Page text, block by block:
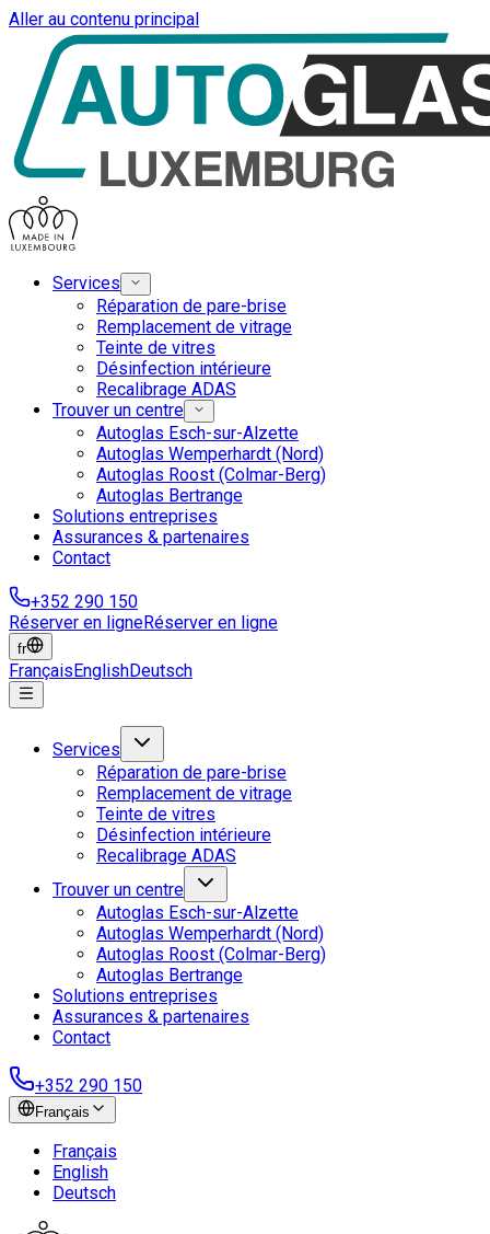
Aller au contenu principal
Services
Réparation de pare-brise
Remplacement de vitrage
Teinte de vitres
Désinfection intérieure
Recalibrage ADAS
Trouver un centre
Autoglas Esch-sur-Alzette
Autoglas Wemperhardt (Nord)
Autoglas Roost (Colmar-Berg)
Autoglas Bertrange
Solutions entreprises
Assurances & partenaires
Contact
+352 290 150
Réserver en ligneRéserver en ligne
fr
FrançaisEnglishDeutsch
Services
Réparation de pare-brise
Remplacement de vitrage
Teinte de vitres
Désinfection intérieure
Recalibrage ADAS
Trouver un centre
Autoglas Esch-sur-Alzette
Autoglas Wemperhardt (Nord)
Autoglas Roost (Colmar-Berg)
Autoglas Bertrange
Solutions entreprises
Assurances & partenaires
Contact
+352 290 150
Français
Français
English
Deutsch